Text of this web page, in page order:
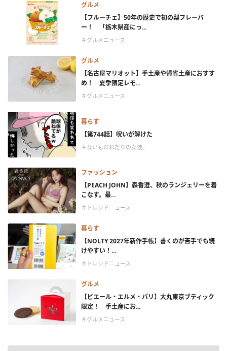
グルメ
【フルーチェ】50年の歴史で初の梨フレーバ
ー！ 「栃木県産にっ...
＃グルメニュース
グルメ
【名古屋マリオット】手土産や帰省土産におすす
め！ 夏季限定レモ...
＃グルメニュース
暮らす
【第744話】呪いが解けた
＃ないものねだりの女達。
ファッション
【PEACH JOHN】森香澄、秋のランジェリーを着
こなす。最...
＃トレンドニュース
暮らす
【NOLTY 2027年新作手帳】書くのが苦手でも続
けやすい！...
＃トレンドニュース
グルメ
【ピエール・エルメ・パリ】大丸東京ブティック
限定！ 手土産にお...
＃グルメニュース